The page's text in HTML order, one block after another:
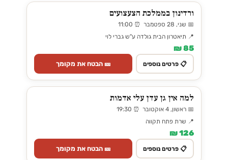
ורדינון בממלכת הצעצועים
📅 שני, 28 ספטמבר ⏰ 11:00
📍 תיאטרון הבית גולדה ע"ש גברי לוי
85 ₪
📋 פרטים נוספים 🎫 הבטח את מקומך
למה אין גן עדן עלי אדמות
📅 ראשון, 4 אוקטובר ⏰ 19:30
📍 שרת פתח תקווה
126 ₪
📋 פרטים נוספים 🎫 הבטח את מקומך